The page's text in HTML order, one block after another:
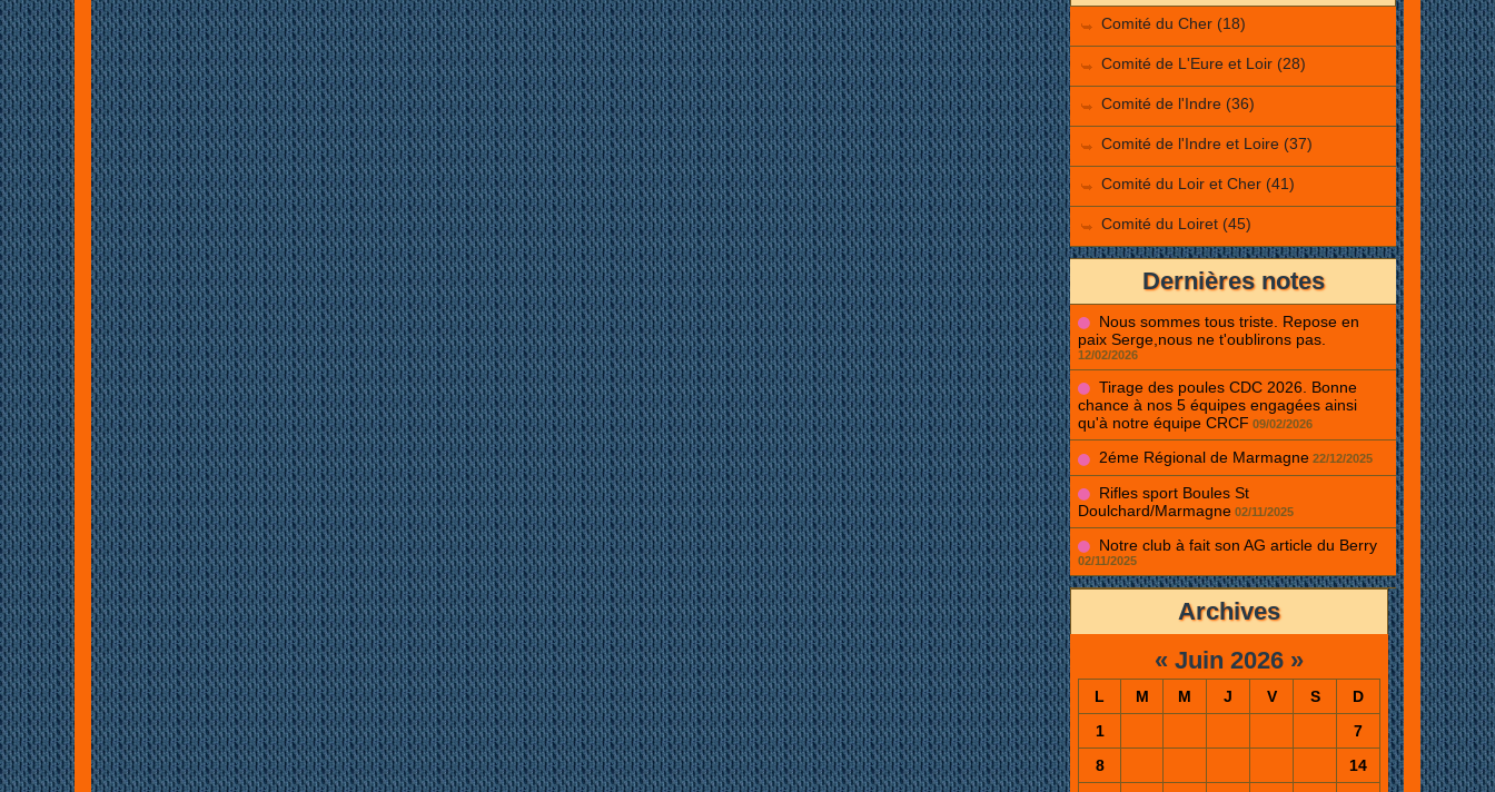
Comité du Cher (18)
Comité de L'Eure et Loir (28)
Comité de l'Indre (36)
Comité de l'Indre et Loire (37)
Comité du Loir et Cher (41)
Comité du Loiret (45)
Dernières notes
Nous sommes tous triste. Repose en
paix Serge,nous ne t'oublirons pas.
12/02/2026
Tirage des poules CDC 2026. Bonne
chance à nos 5 équipes engagées ainsi
qu'à notre équipe CRCF 09/02/2026
2éme Régional de Marmagne 22/12/2025
Rifles sport Boules St
Doulchard/Marmagne 02/11/2025
Notre club à fait son AG article du Berry
02/11/2025
Archives
« Juin 2026 »
L M M J V S
D
1
7
8
14